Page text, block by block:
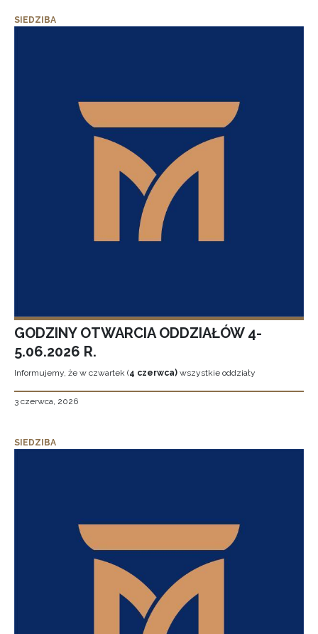
SIEDZIBA
GODZINY OTWARCIA ODDZIAŁÓW 4-
5.06.2026 R.
Informujemy, że w czwartek (4 czerwca) wszystkie oddziały
3 czerwca, 2026
SIEDZIBA